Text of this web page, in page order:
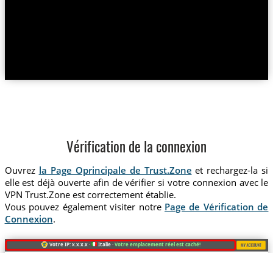
Vérification de la connexion
Ouvrez la Page Oprincipale de Trust.Zone et rechargez-la si
elle est déjà ouverte afin de vérifier si votre connexion avec le
VPN Trust.Zone est correctement établie.
Vous pouvez également visiter notre Page de Vérification de
Connexion.
Votre IP: x.x.x.x · Italie ·Votre emplacement réel est caché!